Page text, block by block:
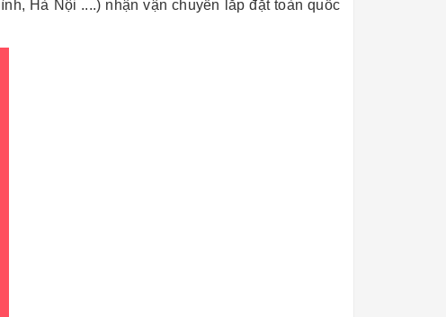
Hà Nội ....) nhận vận chuyển lắp đặt toàn quốc